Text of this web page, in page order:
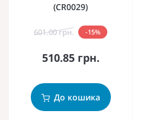
(CR0029)
601.00 грн. -15%
510.85 грн.
До кошика